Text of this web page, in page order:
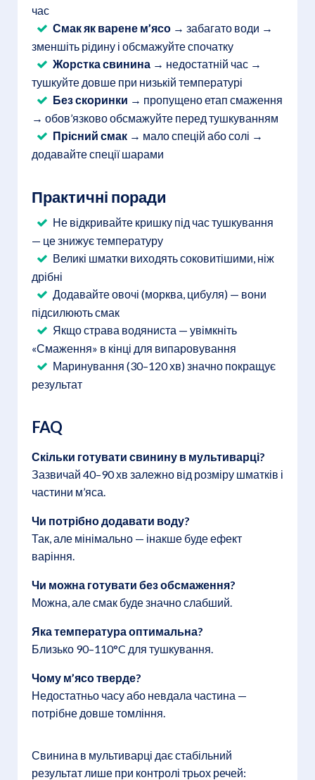
час
Смак як варене м’ясо → забагато води →
зменшіть рідину і обсмажуйте спочатку
Жорстка свинина → недостатній час →
тушкуйте довше при низькій температурі
Без скоринки → пропущено етап смаження
→ обов’язково обсмажуйте перед тушкуванням
Прісний смак → мало спецій або солі →
додавайте спеції шарами
Практичні поради
Не відкривайте кришку під час тушкування
— це знижує температуру
Великі шматки виходять соковитішими, ніж
дрібні
Додавайте овочі (морква, цибуля) — вони
підсилюють смак
Якщо страва водяниста — увімкніть
«Смаження» в кінці для випаровування
Маринування (30–120 хв) значно покращує
результат
FAQ
Скільки готувати свинину в мультиварці?
Зазвичай 40–90 хв залежно від розміру шматків і
частини м’яса.
Чи потрібно додавати воду?
Так, але мінімально — інакше буде ефект
варіння.
Чи можна готувати без обсмаження?
Можна, але смак буде значно слабший.
Яка температура оптимальна?
Близько 90–110°C для тушкування.
Чому м’ясо тверде?
Недостатньо часу або невдала частина —
потрібне довше томління.
Свинина в мультиварці дає стабільний
результат лише при контролі трьох речей: